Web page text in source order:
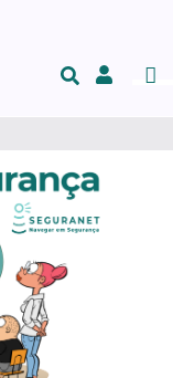
de
conta